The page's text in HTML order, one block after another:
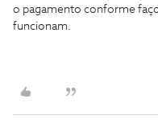
o pagamento conforme
funcionam.